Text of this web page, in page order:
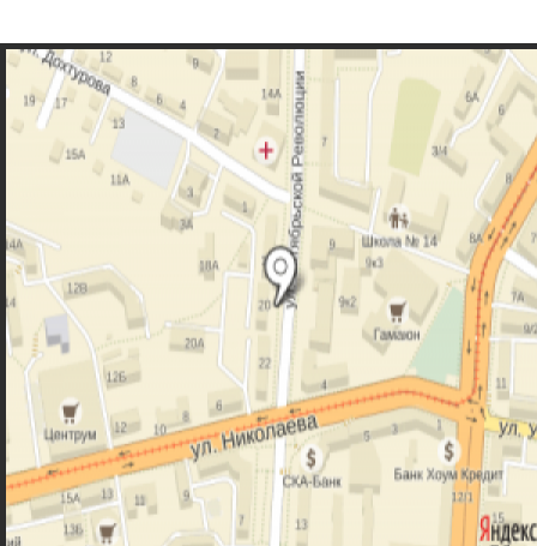
Контакты
Агеева Ольга Михайловна